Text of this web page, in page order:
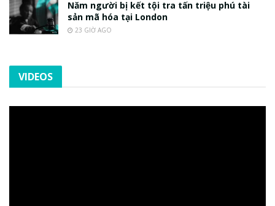
Năm người bị kết tội tra tấn triệu phú tài
sản mã hóa tại London
23 GIỜ AGO
VIDEOS